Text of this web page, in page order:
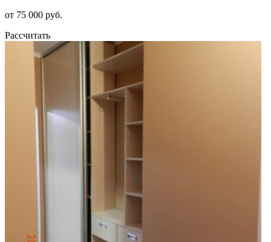
от 75 000 руб.
Рассчитать